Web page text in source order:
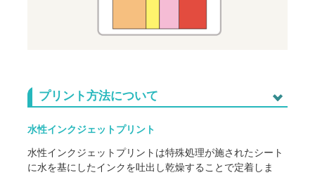
プリント方法について
水性インクジェットプリント
水性インクジェットプリントは特殊処理が施されたシート
に水を基にしたインクを吐出し乾燥することで定着しま